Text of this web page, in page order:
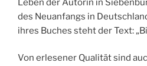
Leben der Autorin in
des Neuanfangs in
ihres Buches steht der Text:
Von erlesener Qualität sind